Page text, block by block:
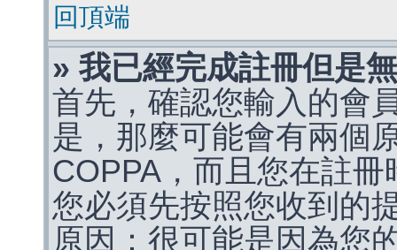
回頂端
» 我已經完成註冊但是
首先，確認您輸入的會
是，那麼可能會有兩個
COPPA，而且您在註
您必須先按照您收到的
原因：很可能是因為您